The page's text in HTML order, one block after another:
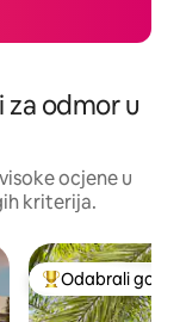
za odmor u
ocjene u
kriterija.
Među najviše
Odabrali gosti